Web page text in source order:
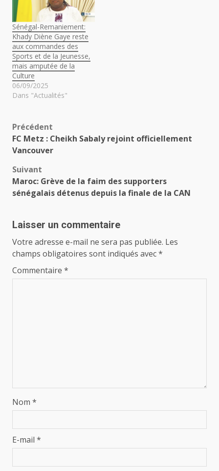
Sénégal-Remaniement:
Khady Diène Gaye reste
aux commandes des
Sports et de la Jeunesse,
mais amputée de la
Culture
06/09/2025
Dans "Actualités"
Navigation
d’article
Précédent
FC Metz : Cheikh Sabaly rejoint officiellement
Vancouver
Suivant
Maroc: Grève de la faim des supporters
sénégalais détenus depuis la finale de la CAN
Laisser un commentaire
Votre adresse e-mail ne sera pas publiée. Les
champs obligatoires sont indiqués avec*
Commentaire *
Nom *
E-mail *